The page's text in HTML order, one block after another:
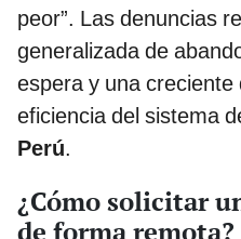
peor”. Las denuncias
generalizada de
espera y una
eficiencia del sistema
Perú.
¿Cómo solicitar
de forma remota?